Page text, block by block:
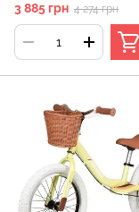
3 885 грн 4 274 грн